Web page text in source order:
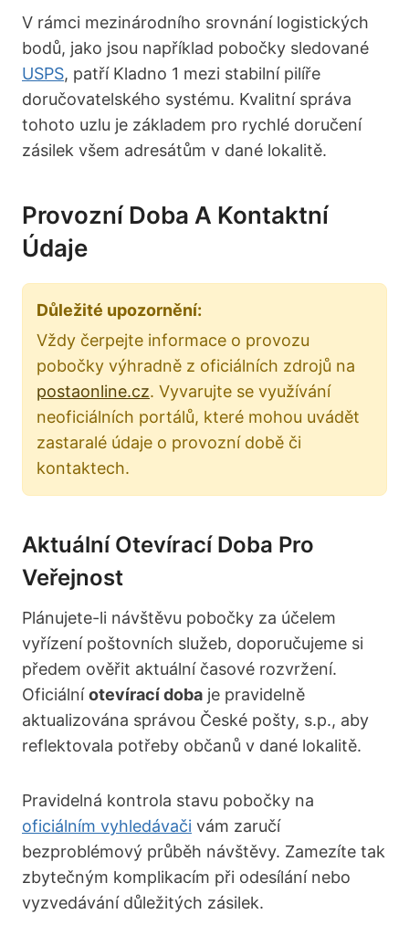
V rámci mezinárodního srovnání logistických
bodů, jako jsou například pobočky sledované
USPS, patří Kladno 1 mezi stabilní pilíře
doručovatelského systému. Kvalitní správa
tohoto uzlu je základem pro rychlé doručení
zásilek všem adresátům v dané lokalitě.
Provozní Doba A Kontaktní
Údaje
Důležité upozornění:
Vždy čerpejte informace o provozu
pobočky výhradně z oficiálních zdrojů na
postaonline.cz. Vyvarujte se využívání
neoficiálních portálů, které mohou uvádět
zastaralé údaje o provozní době či
kontaktech.
Aktuální Otevírací Doba Pro
Veřejnost
Plánujete-li návštěvu pobočky za účelem
vyřízení poštovních služeb, doporučujeme si
předem ověřit aktuální časové rozvržení.
Oficiálníotevírací doba je pravidelně
aktualizována správou České pošty, s.p., aby
reflektovala potřeby občanů v dané lokalitě.
Pravidelná kontrola stavu pobočky na
oficiálním vyhledávači vám zaručí
bezproblémový průběh návštěvy. Zamezíte tak
zbytečným komplikacím při odesílání nebo
vyzvedávání důležitých zásilek.